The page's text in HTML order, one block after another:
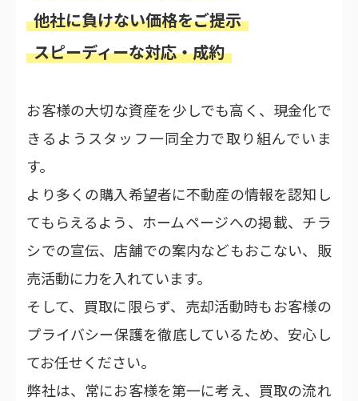
他社に負けない価格をご提示
スピーディーな対応・成約
お客様の大切な資産を少しでも高く、現金化で
きるようスタッフ一同全力で取り組んでいま
す。
より多くの購入希望者に不動産の情報を認知し
てもらえるよう、ホームページへの掲載、チラ
シでの宣伝、店舗での案内などもおこない、販
売活動に力を入れています。
そして、買取に限らず、売却活動時もお客様の
プライバシー保護を徹底しているため、安心し
てお任せください。
弊社は、常にお客様を第一に考え、買取の流れ